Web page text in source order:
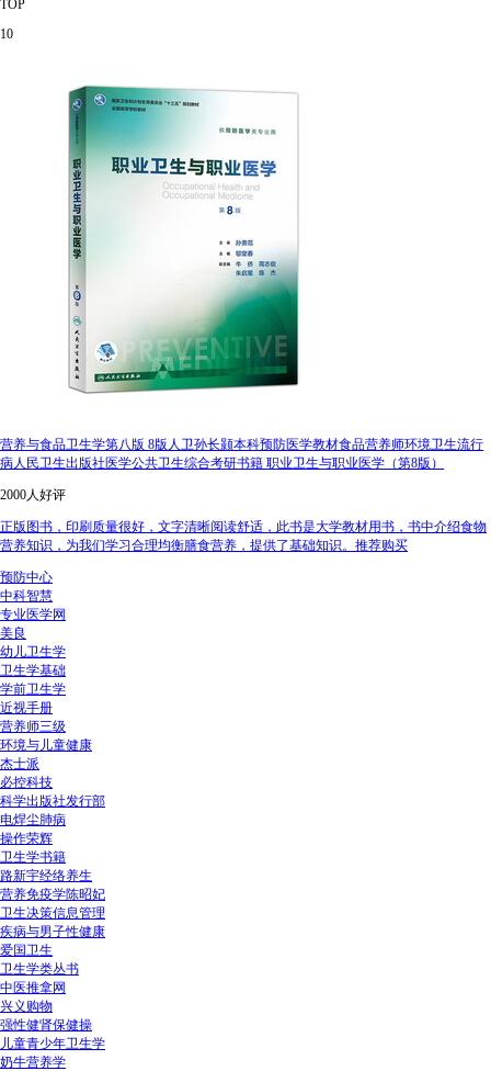
TOP
10
营养与食品卫生学第八版 8版人卫孙长颢本科预防医学教材食品营养师环境卫生流行
病人民卫生出版社医学公共卫生综合考研书籍 职业卫生与职业医学（第8版）
2000人好评
正版图书，印刷质量很好，文字清晰阅读舒适，此书是大学教材用书，书中介绍食物
营养知识，为我们学习合理均衡膳食营养，提供了基础知识。推荐购买
预防中心
中科智慧
专业医学网
美良
幼儿卫生学
卫生学基础
学前卫生学
近视手册
营养师三级
环境与儿童健康
杰士派
必控科技
科学出版社发行部
电焊尘肺病
操作荣辉
卫生学书籍
路新宇经络养生
营养免疫学陈昭妃
卫生决策信息管理
疾病与男子性健康
爱国卫生
卫生学类丛书
中医推拿网
兴义购物
强性健肾保健操
儿童青少年卫生学
奶牛营养学